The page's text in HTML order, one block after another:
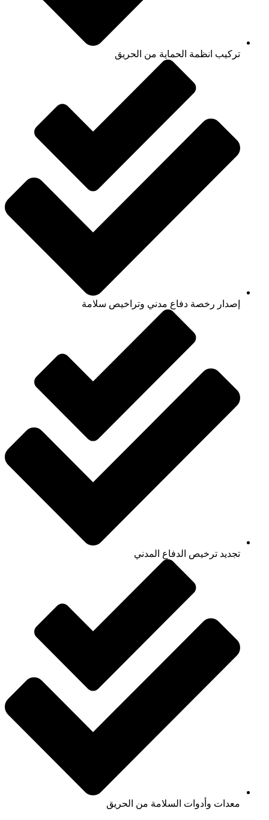
تركيب انظمة الحماية من الحريق
إصدار رخصة دفاع مدني وتراخيص سلامة
تجديد ترخيص الدفاع المدني
معدات وأدوات السلامة من الحريق